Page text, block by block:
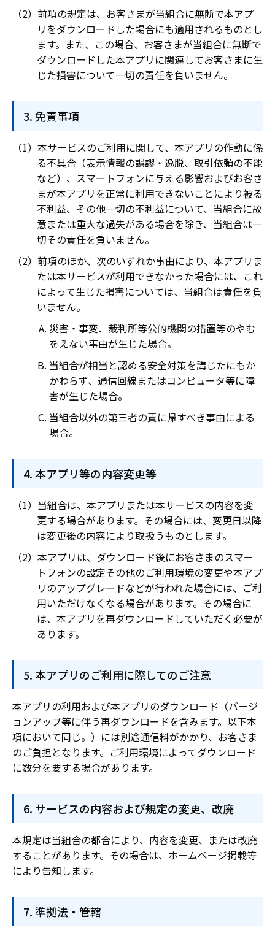
前項の規定は、お客さまが当組合に無断で本アプ
リをダウンロードした場合にも適用されるものとし
ます。また、この場合、お客さまが当組合に無断で
ダウンロードした本アプリに関連してお客さまに生
じた損害について一切の責任を負いません。
免責事項
本サービスのご利用に関して、本アプリの作動に係
る不具合（表示情報の誤謬・逸脱、取引依頼の不能
など）、スマートフォンに与える影響およびお客さ
まが本アプリを正常に利用できないことにより被る
不利益、その他一切の不利益について、当組合に故
意または重大な過失がある場合を除き、当組合は一
切その責任を負いません。
前項のほか、次のいずれか事由により、本アプリま
たは本サービスが利用できなかった場合には、これ
によって生じた損害については、当組合は責任を負
いません。
災害・事変、裁判所等公的機関の措置等のやむ
をえない事由が生じた場合。
当組合が相当と認める安全対策を講じたにもか
かわらず、通信回線またはコンピュータ等に障
害が生じた場合。
当組合以外の第三者の責に帰すべき事由による
場合。
本アプリ等の内容変更等
当組合は、本アプリまたは本サービスの内容を変
更する場合があります。その場合には、変更日以降
は変更後の内容により取扱うものとします。
本アプリは、ダウンロード後にお客さまのスマー
トフォンの設定その他のご利用環境の変更や本アプ
リのアップグレードなどが行われた場合には、ご利
用いただけなくなる場合があります。その場合に
は、本アプリを再ダウンロードしていただく必要が
あります。
本アプリのご利用に際してのご注意
本アプリの利用および本アプリのダウンロード（バージ
ョンアップ等に伴う再ダウンロードを含みます。以下本
項において同じ。）には別途通信料がかかり、お客さま
のご負担となります。ご利用環境によってダウンロード
に数分を要する場合があります。
サービスの内容および規定の変更、改廃
本規定は当組合の都合により、内容を変更、または改廃
することがあります。その場合は、ホームページ掲載等
により告知します。
準拠法・管轄